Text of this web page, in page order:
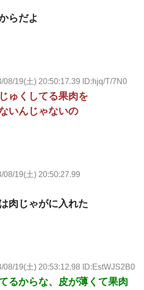
らだよ
08/19(土) 20:50:17.39 ID:hjq/T/7N0
ゅくしてる果肉を
いんじゃないの
08/19(土) 20:50:27.99
肉じゃがに入れた
08/19(土) 20:53:12.98 ID:EstWJS2B0
るからな、皮が薄くて果肉